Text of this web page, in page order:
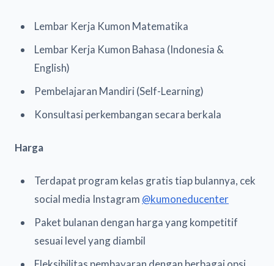
Lembar Kerja Kumon Matematika
Lembar Kerja Kumon Bahasa (Indonesia &
English)
Pembelajaran Mandiri (Self-Learning)
Konsultasi perkembangan secara berkala
Harga
Terdapat program kelas gratis tiap bulannya, cek
social media Instagram @kumoneducenter
Paket bulanan dengan harga yang kompetitif
sesuai level yang diambil